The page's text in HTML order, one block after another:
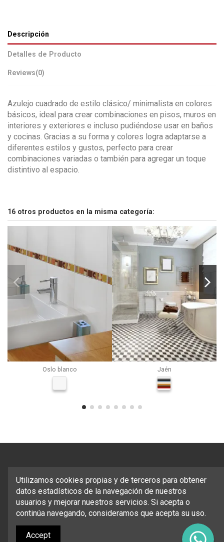
Descripción
Detalles de Producto
Reviews(0)
Azulejo cuadrado de estilo clásico/ minimalista en colores
básicos, ideal para crear combinaciones en pisos, muros en
interiores y exteriores e incluso pudiéndose usar en baños
y cocinas. Gracias a su forma y colores logra adaptarse a
diferentes estilos y gustos, perfecto para crear
combinaciones variadas o también para agregar un toque
distintivo al espacio.
16 otros productos en la misma categoría:
Oslo blanco Jaén
Utilizamos cookies propias y de terceros para obtener
datos estadísticos de la navegación de nuestros
usuarios y mejorar nuestros servicios. Si acepta o
continúa navegando, consideramos que acepta su uso.
Accept